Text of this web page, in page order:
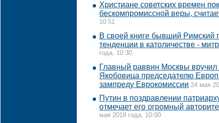
Христиане советских времен
бескомпромиссной веры,
10:51
В своей книге бывший Римский
тенденции в католичестве -
года, 10:30
Главный раввин Москвы
Якобовица председателю
зампреду Еврокомиссии 24 мая
Путин в поздравлении
отмечает его огромный
мая 2018 года, 10:00